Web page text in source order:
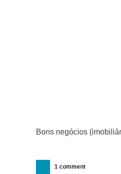
Bons negócios
1 comment